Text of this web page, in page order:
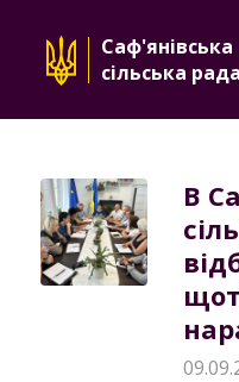
Саф'янівська
сільська рада
В